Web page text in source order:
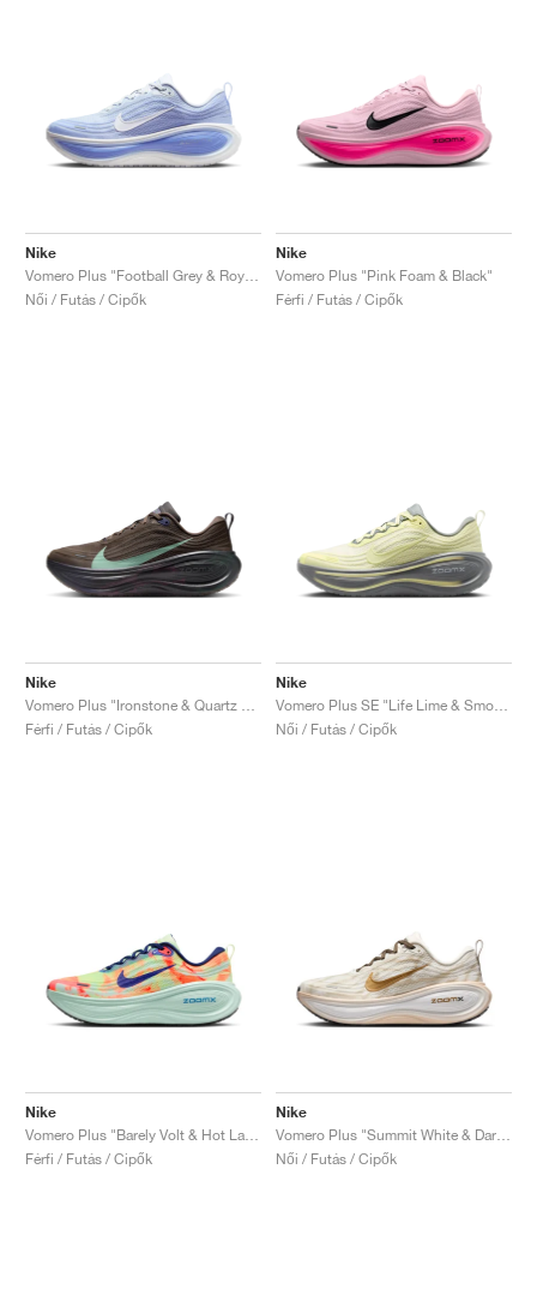
Nike
Női / Futás / Cipők
Nike
Vomero Plus "Pink Foam & Black"
Férfi / Futás / Cipők
Nike
Férfi / Futás / Cipők
Nike
Női / Futás / Cipők
Nike
Férfi / Futás / Cipők
Nike
Női / Futás / Cipők